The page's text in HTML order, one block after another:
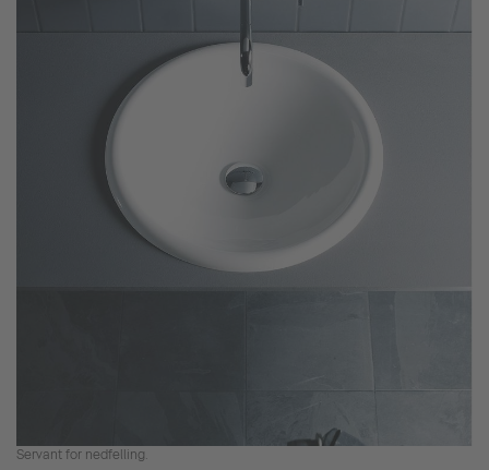
Servant for nedfelling.